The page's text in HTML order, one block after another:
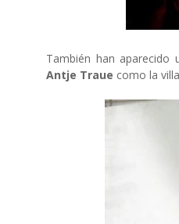
También han aparecido
Antje Traue como la